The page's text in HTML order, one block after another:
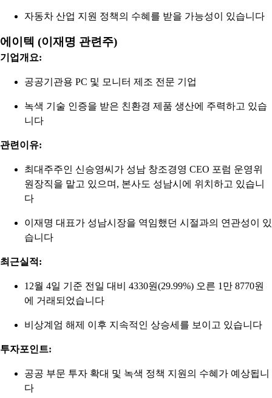
자동차 산업 지원 정책의 수혜를 받을 가능성이 있습니다
에이텍 (이재명 관련주)
기업개요:
공공기관용 PC 및 모니터 제조 전문 기업
녹색 기술 인증을 받은 친환경 제품 생산에 주력하고 있습
니다
관련이유:
최대주주인 신승영씨가 성남 창조경영 CEO 포럼 운영위
원장직을 맡고 있으며, 본사도 성남시에 위치하고 있습니
다
이재명 대표가 성남시장을 역임했던 시절과의 연관성이 있
습니다
최근실적:
12월 4일 기준 전일 대비 4330원(29.99%) 오른 1만 8770원
에 거래되었습니다
비상계엄 해제 이후 지속적인 상승세를 보이고 있습니다
투자포인트:
공공 부문 투자 확대 및 녹색 정책 지원의 수혜가 예상됩니
다